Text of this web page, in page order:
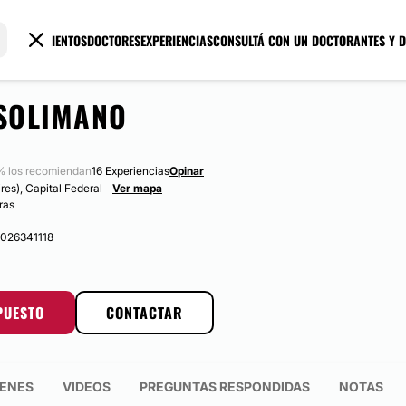
TRATAMIENTOSDOCTORESEXPERIENCIASCONSULTÁ CON UN DOCTORANTES Y
los recomiendan16 ExperienciasOpinar
Capital Federal
Ver mapa
CONTACTAR
VIDEOS PREGUNTAS RESPONDIDAS NOTAS